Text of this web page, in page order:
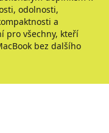
odolnosti,
a
pro všechny, kteří
bez dalšího